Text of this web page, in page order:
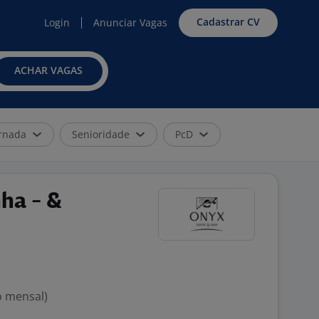
Login Anunciar Vagas Cadastrar CV
ACHAR VAGAS
Senioridade PcD
- &
mensal)